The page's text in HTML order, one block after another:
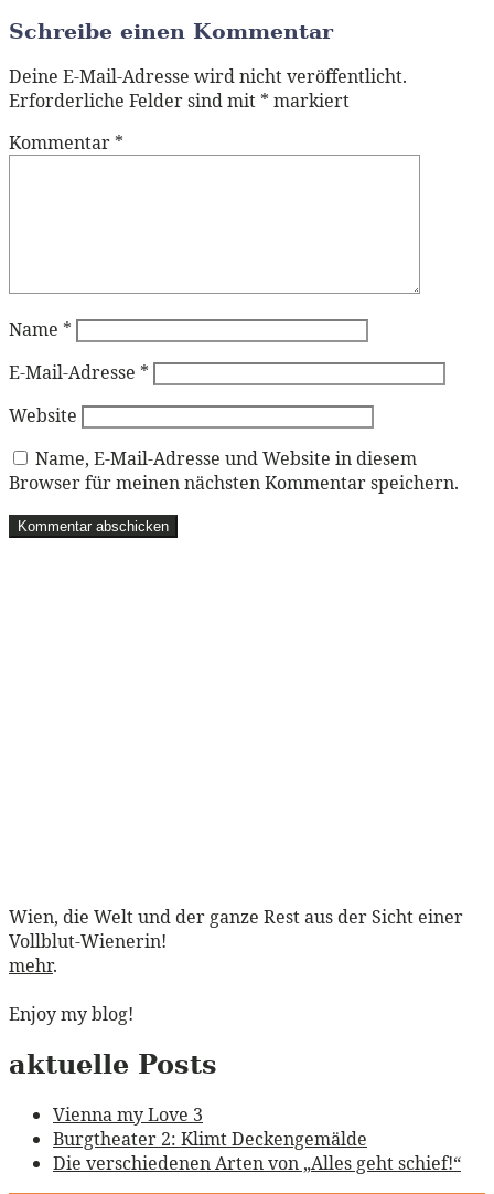
Schreibe einen Kommentar
Deine E-Mail-Adresse wird nicht veröffentlicht.
Erforderliche Felder sind mit * markiert
Kommentar *
Name *
E-Mail-Adresse *
Website
Name, E-Mail-Adresse und Website in diesem
Browser für meinen nächsten Kommentar speichern.
Wien, die Welt und der ganze Rest aus der Sicht einer
Vollblut-Wienerin!
mehr.
Enjoy my blog!
aktuelle Posts
Vienna my Love 3
Burgtheater 2: Klimt Deckengemälde
Die verschiedenen Arten von „Alles geht schief!“